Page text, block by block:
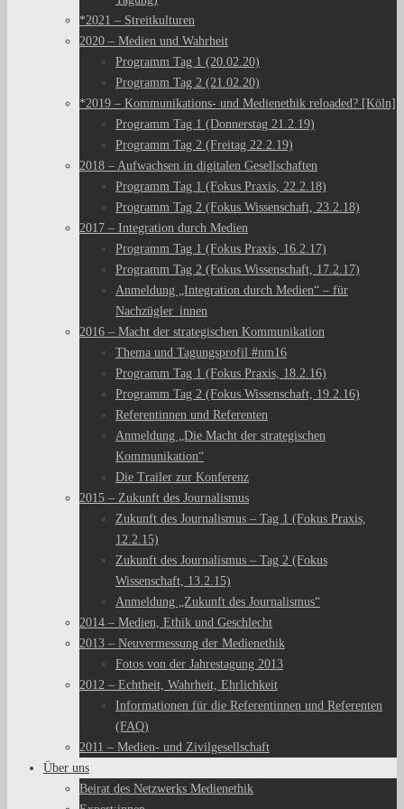
*2021 – Streitkulturen
2020 – Medien und Wahrheit
Programm Tag 1 (20.02.20)
Programm Tag 2 (21.02.20)
*2019 – Kommunikations- und Medienethik reloaded? [Köln]
Programm Tag 1 (Donnerstag 21.2.19)
Programm Tag 2 (Freitag 22.2.19)
2018 – Aufwachsen in digitalen Gesellschaften
Programm Tag 1 (Fokus Praxis, 22.2.18)
Programm Tag 2 (Fokus Wissenschaft, 23.2.18)
2017 – Integration durch Medien
Programm Tag 1 (Fokus Praxis, 16.2.17)
Programm Tag 2 (Fokus Wissenschaft, 17.2.17)
Anmeldung „Integration durch Medien“ – für
Nachzügler_innen
2016 – Macht der strategischen Kommunikation
Thema und Tagungsprofil #nm16
Programm Tag 1 (Fokus Praxis, 18.2.16)
Programm Tag 2 (Fokus Wissenschaft, 19.2.16)
Referentinnen und Referenten
Anmeldung „Die Macht der strategischen
Kommunikation“
Die Trailer zur Konferenz
2015 – Zukunft des Journalismus
Zukunft des Journalismus – Tag 1 (Fokus Praxis,
12.2.15)
Zukunft des Journalismus – Tag 2 (Fokus
Wissenschaft, 13.2.15)
Anmeldung „Zukunft des Journalismus“
2014 – Medien, Ethik und Geschlecht
2013 – Neuvermessung der Medienethik
Fotos von der Jahrestagung 2013
2012 – Echtheit, Wahrheit, Ehrlichkeit
Informationen für die Referentinnen und Referenten
(FAQ)
2011 – Medien- und Zivilgesellschaft
Über uns
Beirat des Netzwerks Medienethik